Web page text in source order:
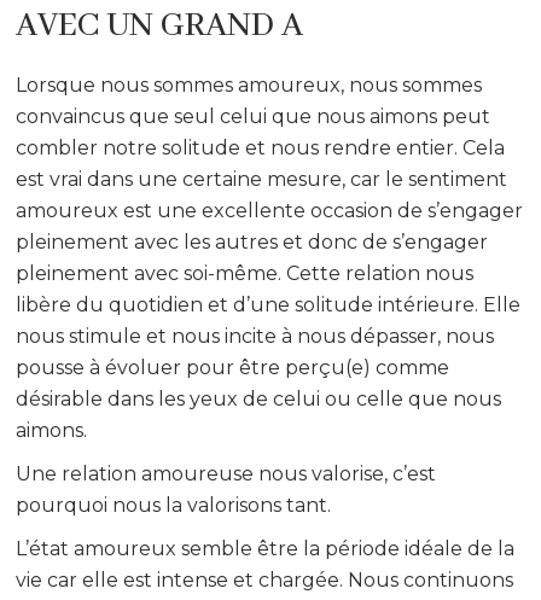
AVEC UN GRAND A
Lorsque nous sommes amoureux, nous sommes
convaincus que seul celui que nous aimons peut
combler notre solitude et nous rendre entier. Cela
est vrai dans une certaine mesure, car le sentiment
amoureux est une excellente occasion de s’engager
pleinement avec les autres et donc de s’engager
pleinement avec soi-même. Cette relation nous
libère du quotidien et d’une solitude intérieure. Elle
nous stimule et nous incite à nous dépasser, nous
pousse à évoluer pour être perçu(e) comme
désirable dans les yeux de celui ou celle que nous
aimons.
Une relation amoureuse nous valorise, c’est
pourquoi nous la valorisons tant.
L’état amoureux semble être la période idéale de la
vie car elle est intense et chargée. Nous continuons